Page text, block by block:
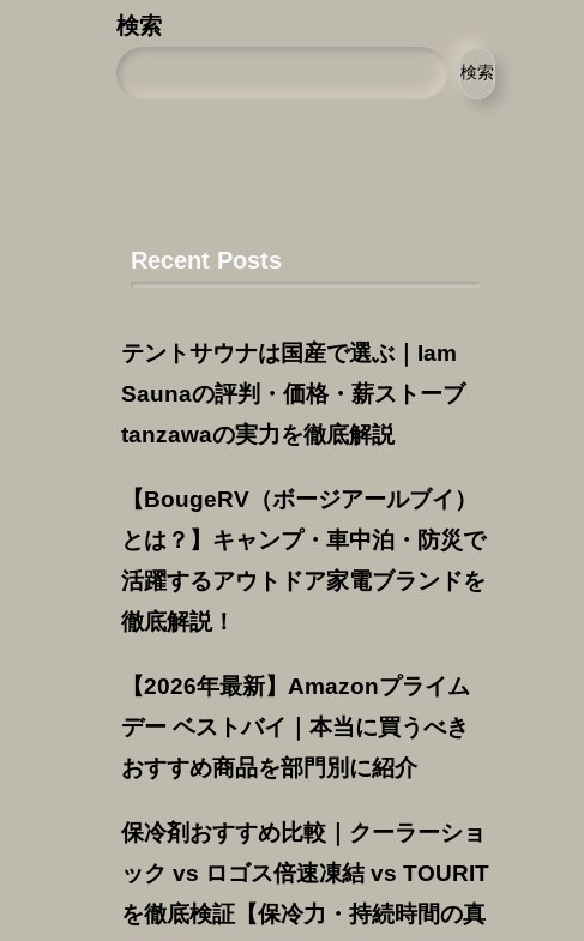
検索
検索
Recent Posts
テントサウナは国産で選ぶ｜Iam
Saunaの評判・価格・薪ストーブ
tanzawaの実力を徹底解説
【BougeRV（ボージアールブイ）
とは？】キャンプ・車中泊・防災で
活躍するアウトドア家電ブランドを
徹底解説！
【2026年最新】Amazonプライム
デー ベストバイ｜本当に買うべき
おすすめ商品を部門別に紹介
保冷剤おすすめ比較｜クーラーショ
ック vs ロゴス倍速凍結 vs TOURIT
を徹底検証【保冷力・持続時間の真